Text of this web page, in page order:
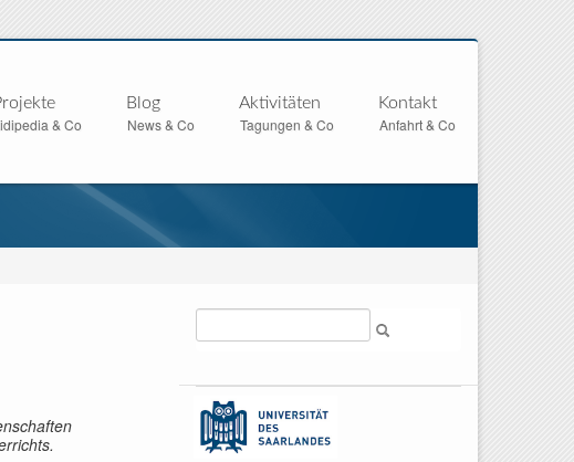
& Co
Blog
News & Co
Aktivitäten
Tagungen & Co
Kontakt
Anfahrt & Co